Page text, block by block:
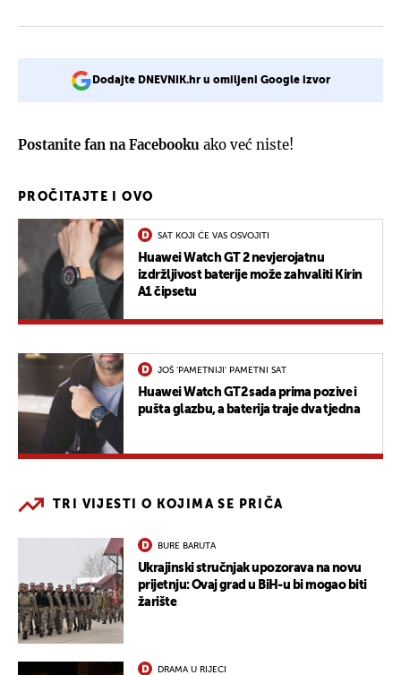
Dodajte DNEVNIK.hr u omiljeni Google izvor
Postanite fan na Facebooku ako već niste!
PROČITAJTE I OVO
SAT KOJI ĆE VAS OSVOJITI
Huawei Watch GT 2 nevjerojatnu
izdržljivost baterije može zahvaliti Kirin
A1 čipsetu
JOŠ 'PAMETNIJI' PAMETNI SAT
Huawei Watch GT2 sada prima pozive i
pušta glazbu, a baterija traje dva tjedna
TRI VIJESTI O KOJIMA SE PRIČA
BURE BARUTA
Ukrajinski stručnjak upozorava na novu
prijetnju: Ovaj grad u BiH-u bi mogao biti
žarište
DRAMA U RIJECI